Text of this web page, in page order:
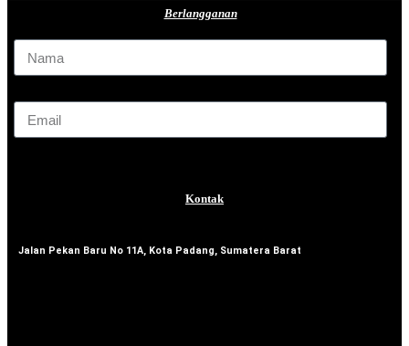
Berlangganan
Kontak
Jalan Pekan Baru No 11A, Kota Padang, Sumatera Barat